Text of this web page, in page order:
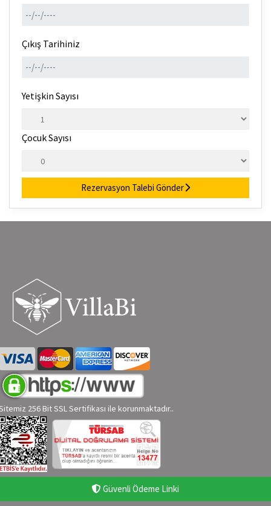
Çıkış Tarihiniz
Yetişkin Sayısı
Çocuk Sayısı
Rezervasyon Talebi Gönder
256 Bit SSL Sertifikası ile korunmaktadır..
Güvenli Ödeme Linki